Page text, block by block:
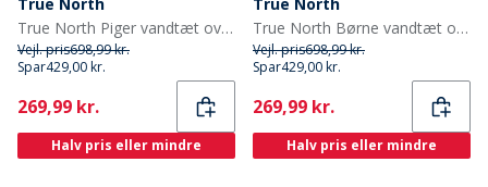
True North Piger vandtæt overtræksdragt Oxford snedragt rose
Vejl. pris698,99 kr.
Spar429,00 kr.
Current
269,99 kr.
Halv pris eller mindre
True North Børne vandtæt overtræksdragt Oxford snefrak nattehimmel
Vejl. pris698,99 kr.
Spar429,00 kr.
Current
269,99 kr.
Halv pris eller mindre